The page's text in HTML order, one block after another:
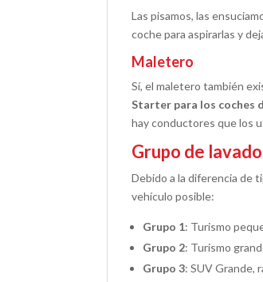
Las pisamos, las
coche para aspirarlas y
Maletero
Sí, el maletero también
Starter para los coches
hay conductores que los
Grupo de
Debido a la diferencia de
vehículo posible:
Grupo 1: Turismo
Grupo 2: Turismo
Grupo 3: SUV Grande,